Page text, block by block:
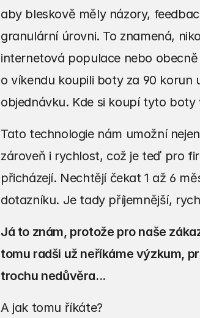
aby bleskově měly názory,
granulární úrovni. To znamená,
internetová populace nebo
o víkendu koupili boty za 90 korun
objednávku. Kde si koupí tyto
Tato technologie nám umožní
zároveň i rychlost, což je teď pro
přicházejí. Nechtějí čekat 1 až 6
dotazníku. Je tady příjemnější,
Já to znám, protože pro naše
tomu radši už neříkáme výzkum,
trochu nedůvěra...
A jak tomu říkáte?